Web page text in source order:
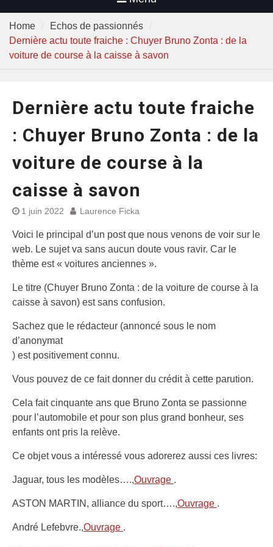
Home
Echos de passionnés
Dernière actu toute fraiche : Chuyer Bruno Zonta : de la
voiture de course à la caisse à savon
Dernière actu toute fraiche
: Chuyer Bruno Zonta : de la
voiture de course à la
caisse à savon
1 juin 2022 Laurence Ficka
Voici le principal d’un post que nous venons de voir sur le
web. Le sujet va sans aucun doute vous ravir. Car le
thème est « voitures anciennes ».
Le titre (Chuyer Bruno Zonta : de la voiture de course à la
caisse à savon) est sans confusion.
Sachez que le rédacteur (annoncé sous le nom
d’anonymat
) est positivement connu.
Vous pouvez de ce fait donner du crédit à cette parution.
Cela fait cinquante ans que Bruno Zonta se passionne
pour l’automobile et pour son plus grand bonheur, ses
enfants ont pris la relève.
Ce objet vous a intéressé vous adorerez aussi ces livres:
Jaguar, tous les modèles….,Ouvrage .
ASTON MARTIN, alliance du sport….,Ouvrage .
André Lefebvre.,Ouvrage .